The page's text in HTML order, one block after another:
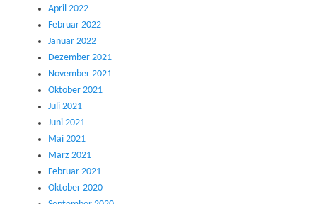
April 2022
Februar 2022
Januar 2022
Dezember 2021
November 2021
Oktober 2021
Juli 2021
Juni 2021
Mai 2021
März 2021
Februar 2021
Oktober 2020